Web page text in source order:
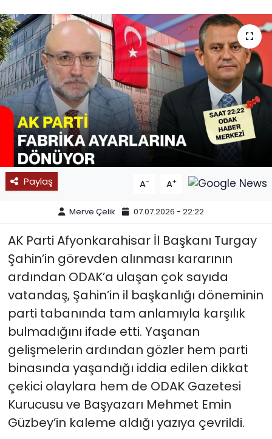
Paylaş A- A+
Merve Çelik 07.07.2026 - 22:22
AK Parti Afyonkarahisar İl Başkanı Turgay
Şahin’in görevden alınması kararının
ardından ODAK’a ulaşan çok sayıda
vatandaş, Şahin’in il başkanlığı döneminin
parti tabanında tam anlamıyla karşılık
bulmadığını ifade etti. Yaşanan
gelişmelerin ardından gözler hem parti
binasında yaşandığı iddia edilen dikkat
çekici olaylara hem de ODAK Gazetesi
Kurucusu ve Başyazarı Mehmet Emin
Güzbey’in kaleme aldığı yazıya çevrildi.
SAĞLIK
SPOR
11:11 MANŞET